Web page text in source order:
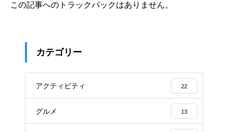
この記事へのトラックバックはありません。
カテゴリー
アクティビティ 22
グルメ 13